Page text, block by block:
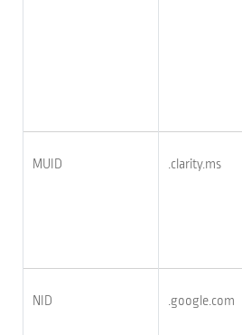
MUID .clarity.ms
NID .google.com